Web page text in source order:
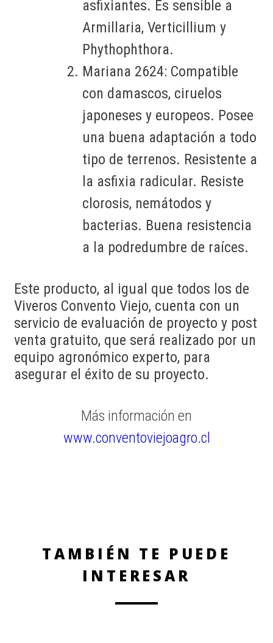
asfixiantes. Es sensible a
Armillaria, Verticillium y
Phythophthora.
Mariana 2624: Compatible
con damascos, ciruelos
japoneses y europeos. Posee
una buena adaptación a todo
tipo de terrenos. Resistente a
la asfixia radicular. Resiste
clorosis, nemátodos y
bacterias. Buena resistencia
a la podredumbre de raíces.
Este producto, al igual que todos los de
Viveros Convento Viejo, cuenta con un
servicio de evaluación de proyecto y post
venta gratuito, que será realizado por un
equipo agronómico experto, para
asegurar el éxito de su proyecto.
Más información en
www.conventoviejoagro.cl
TAMBIÉN TE PUEDE
INTERESAR